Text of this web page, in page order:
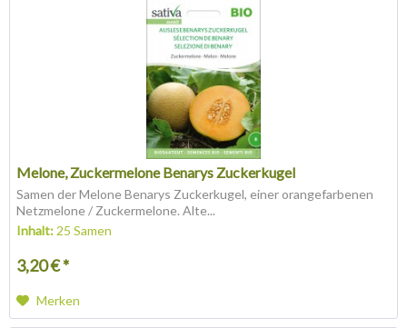
Melone, Zuckermelone Benarys Zuckerkugel
Samen der Melone Benarys Zuckerkugel, einer orangefarbenen
Netzmelone / Zuckermelone. Alte...
Inhalt: 25 Samen
3,20 € *
Merken